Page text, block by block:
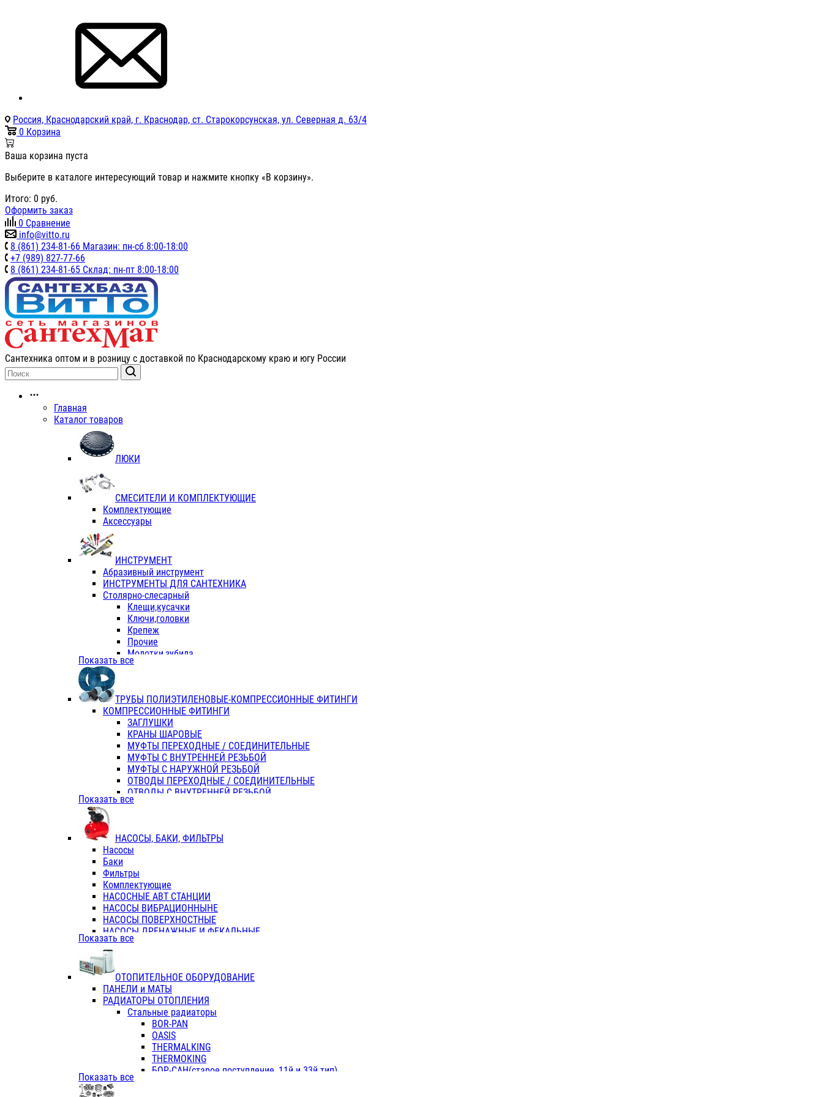
Россия, Краснодарский край, г. Краснодар, ст. Старокорсунская, ул. Северная д. 63/4
0 Корзина
Ваша корзина пуста
Выберите в каталоге интересующий товар и нажмите кнопку «В корзину».
Итого: 0 руб.
Оформить заказ
0 Сравнение
info@vitto.ru
8 (861) 234-81-66 Магазин: пн-сб 8:00-18:00
+7 (989) 827-77-66
8 (861) 234-81-65 Склад: пн-пт 8:00-18:00
Сантехника оптом и в розницу с доставкой по Краснодарскому краю и югу России
Главная
Каталог товаров
ЛЮКИ
СМЕСИТЕЛИ И КОМПЛЕКТУЮЩИЕ
Комплектующие
Аксессуары
ИНСТРУМЕНТ
Абразивный инструмент
ИНСТРУМЕНТЫ ДЛЯ САНТЕХНИКА
Столярно-слесарный
Клещи,кусачки
Ключи,головки
Крепеж
Прочие
Молотки,зубила
Пассатижи,тонкогубцы,утконосы
Отвертки
Хоз. инвентарь
ЭЛ. ИНСТРУМЕНТ OASIS
Показать все
ТРУБЫ ПОЛИЭТИЛЕНОВЫЕ-КОМПРЕССИОННЫЕ ФИТИНГИ
КОМПРЕССИОННЫЕ ФИТИНГИ
ЗАГЛУШКИ
КРАНЫ ШАРОВЫЕ
МУФТЫ ПЕРЕХОДНЫЕ / СОЕДИНИТЕЛЬНЫЕ
МУФТЫ С ВНУТРЕННЕЙ РЕЗЬБОЙ
МУФТЫ С НАРУЖНОЙ РЕЗЬБОЙ
ОТВОДЫ ПЕРЕХОДНЫЕ / СОЕДИНИТЕЛЬНЫЕ
ОТВОДЫ С ВНУТРЕННЕЙ РЕЗЬБОЙ
ОТВОДЫ С НАРУЖНОЙ РЕЗЬБОЙ
ТРОЙНИКИ ПЕРЕХОДНЫЕ / СОЕДИНИТЕЛЬНЫЕ
ТРОЙНИКИ С ВНУТРЕННЕЙ РЕЗЬБОЙ
КОЛЬЦА РЕЗИНОВЫЕ
ТРУБЫ НАПОРНЫЕ
ТРУБЫ ГОФРИРОВАННЫЕ ДВУХСЛ.
ТРУБЫ ПОЛИЭТИЛЕНОВЫЕ
Показать все
НАСОСЫ, БАКИ, ФИЛЬТРЫ
Насосы
Баки
Фильтры
Комплектующие
НАСОСНЫЕ АВТ СТАНЦИИ
НАСОСЫ ВИБРАЦИОННЫНЕ
НАСОСЫ ПОВЕРХНОСТНЫЕ
НАСОСЫ ДРЕНАЖНЫЕ И ФЕКАЛЬНЫЕ
НАСОСЫ ПОВЫСИТ и ЦИРКУЛЯЦИОННЫЕ
НАСОСЫ СКВАЖИННЫЕ
Показать все
ОТОПИТЕЛЬНОЕ ОБОРУДОВАНИЕ
ПАНЕЛИ и МАТЫ
РАДИАТОРЫ ОТОПЛЕНИЯ
Стальные радиаторы
BOR-PAN
OASIS
THERMALKING
THERMOKING
БОР-САН(старое поступление, 11й и 33й тип)
Показать все